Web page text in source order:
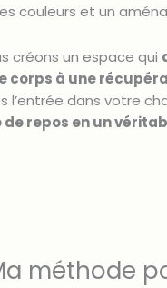
couleurs et un
créons un espace qui
corps à une
l’entrée dans votre
repos en un
méthode